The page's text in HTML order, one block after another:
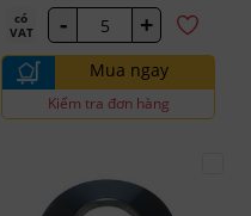
có
VAT
- +
Mua ngay
Kiểm tra đơn hàng